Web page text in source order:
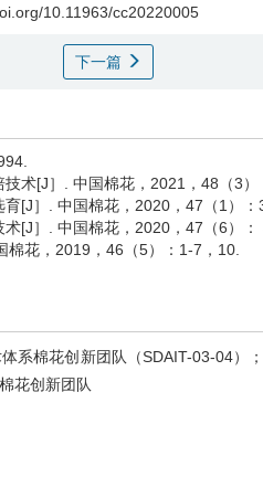
10.11963/cc20220005
下一篇
术[J］. 中国棉花，2021，48（3）
[J］. 中国棉花，2020，47（1）：
[J］. 中国棉花，2020，47（6）：
花，2019，46（5）：1-7，10.
系棉花创新团队（SDAIT-03-04）
花创新团队